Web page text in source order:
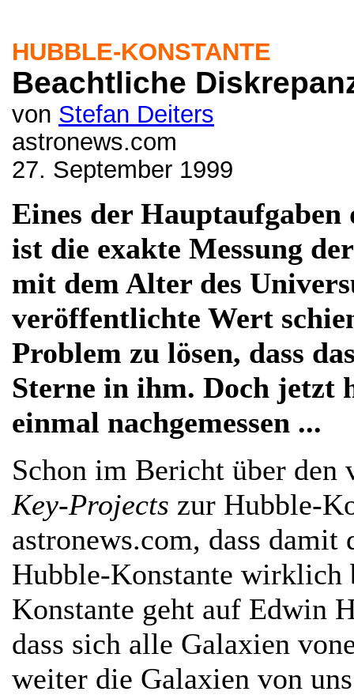
HUBBLE-KONSTANTE
Beachtliche
von Stefan Deiters
astronews.com
27. September 1999
Eines der Hauptaufgaben
ist die exakte Messung
mit dem Alter des
veröffentlichte Wert
Problem zu lösen, dass
Sterne in ihm. Doch jetzt
einmal nachgemessen ...
Schon im Bericht über
Key-Projects zur Hubble-
astronews.com, dass
Hubble-Konstante
Konstante geht auf Edwin
dass sich alle Galaxien
weiter die Galaxien von